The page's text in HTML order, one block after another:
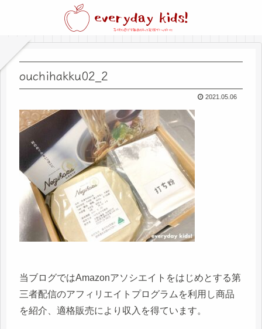
ouchihakku02_2
2021.05.06
当ブログではAmazonアソシエイトをはじめとする第
三者配信のアフィリエイトプログラムを利用し商品
を紹介、適格販売により収入を得ています。